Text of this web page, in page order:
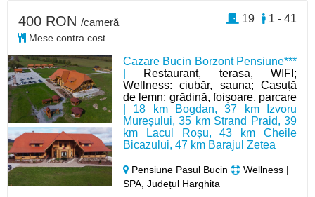
Cazare Bucin Borzont Pensiune***
Restaurant, terasa, WIFI;
Wellness: ciubăr, sauna; Casuță
de lemn; grădină, foișoare, parcare
| 18 km Bogdan, 37 km Izvoru
Mureșului, 35 km Strand Praid, 39
km Lacul Roșu, 43 km Cheile
Bicazului, 47 km Barajul Zetea
Pensiune Pasul Bucin
Wellness |
SPA, Județul Harghita
400 RON /cameră
Mese contra cost
1 - 41
19